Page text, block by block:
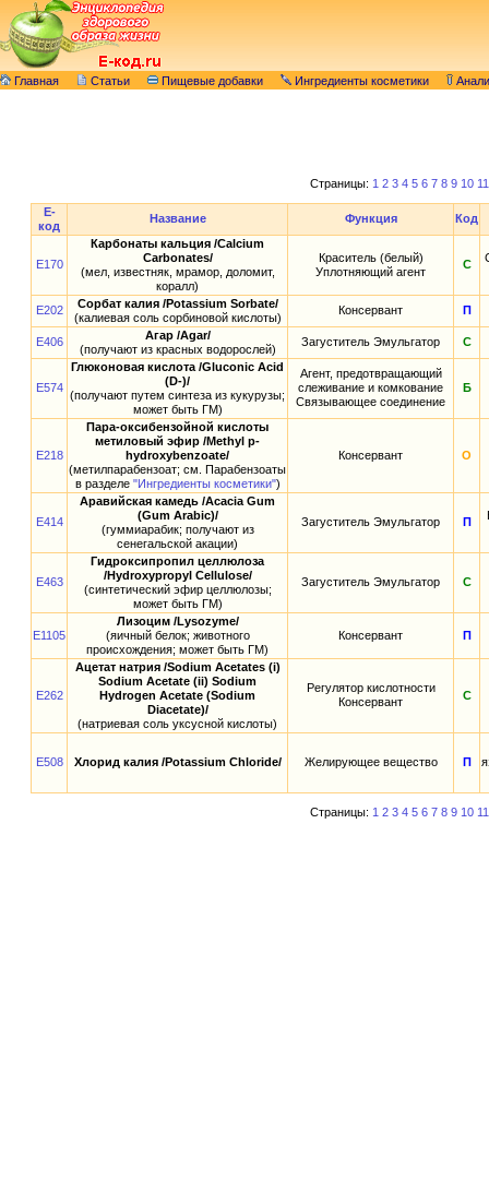
Главная Статьи Пищевые добавки Ингредиенты косметики
Страницы: 1 2 3 4 5 6 7 8 9 10 11
E-
код
Название Функция Код
E170
Карбонаты кальция /Calcium
Carbonates/
(мел, известняк, мрамор, доломит,
коралл)
Краситель (белый)
Уплотняющий агент
С
E202
Сорбат калия /Potassium Sorbate/
(калиевая соль сорбиновой кислоты)
Консервант П
E406
Агар /Agar/
(получают из красных водорослей)
Загуститель Эмульгатор С
E574
Глюконовая кислота /Gluconic Acid
(D-)/
(получают путем синтеза из кукурузы;
может быть ГМ)
Агент, предотвращающий
слеживание и комкование
Связывающее соединение
Б
E218
Пара-оксибензойной кислоты
метиловый эфир /Methyl p-
hydroxybenzoate/
(метилпарабензоат; см. Парабензоаты
в разделе "Ингредиенты косметики")
Консервант О
E414
Аравийская камедь /Acacia Gum
(Gum Arabic)/
(гуммиарабик; получают из
сенегальской акации)
Загуститель Эмульгатор П
E463
Гидроксипропил целлюлоза
/Hydroxypropyl Cellulose/
(синтетический эфир целлюлозы;
может быть ГМ)
Загуститель Эмульгатор С
E1105
Лизоцим /Lysozyme/
(яичный белок; животного
происхождения; может быть ГМ)
Консервант П
E262
Ацетат натрия /Sodium Acetates (i)
Sodium Acetate (ii) Sodium
Hydrogen Acetate (Sodium
Diacetate)/
(натриевая соль уксусной кислоты)
Регулятор кислотности
Консервант
С
E508 Хлорид калия /Potassium Chloride/ Желирующее вещество П
Страницы: 1 2 3 4 5 6 7 8 9 10 11